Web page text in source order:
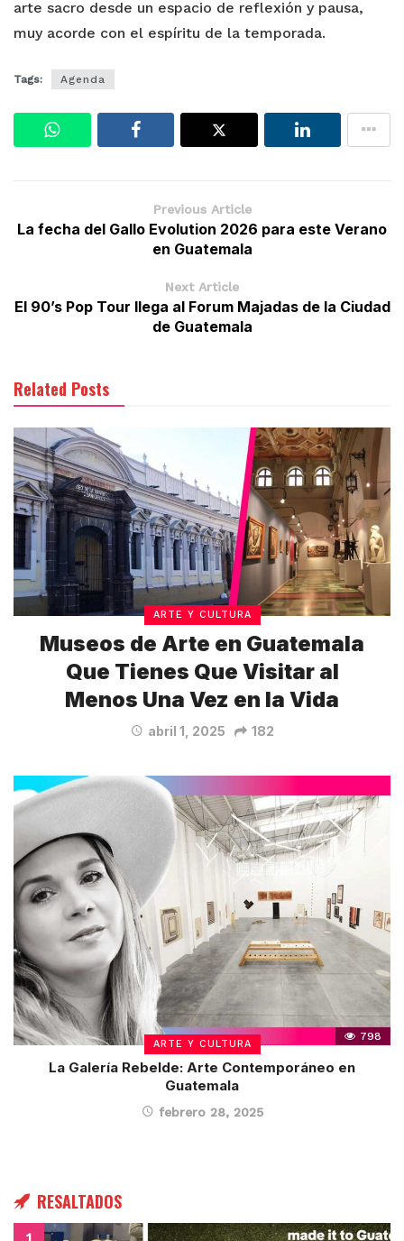
arte sacro desde un espacio de reflexión y pausa,
muy acorde con el espíritu de la temporada.
Tags: Agenda
Previous Article
La fecha del Gallo Evolution 2026 para este Verano
en Guatemala
Next Article
El 90’s Pop Tour llega al Forum Majadas de la Ciudad
de Guatemala
Related Posts
ARTE Y CULTURA
Museos de Arte en Guatemala
Que Tienes Que Visitar al
Menos Una Vez en la Vida
abril 1, 2025 182
ARTE Y CULTURA
798
La Galería Rebelde: Arte Contemporáneo en
Guatemala
febrero 28, 2025
RESALTADOS